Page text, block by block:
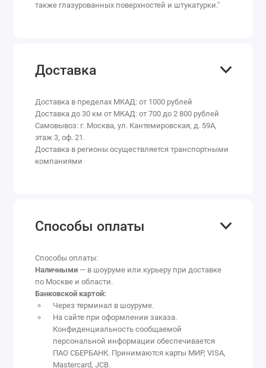
также глазурованных поверхностей и штукатурки."
Доставка
Доставка в пределах МКАД: от 1000 рублей
Доставка до 30 км от МКАД: от 700 до 2 800 рублей
Самовывоз: г. Москва, ул. Кантемировская, д. 59А,
этаж 3, оф. 21.
Доставка в регионы осуществляется транспортными
компаниями
Способы оплаты
Способы оплаты:
Наличными— в шоуруме или курьеру при доставке
по Москве и области.
Банковской картой:
Через терминал в шоуруме.
На сайте при оформлении заказа.
Конфиденциальность сообщаемой
персональной информации обеспечивается
ПАО СБЕРБАНК. Принимаются карты МИР, VISA,
Mastercard, JCB.